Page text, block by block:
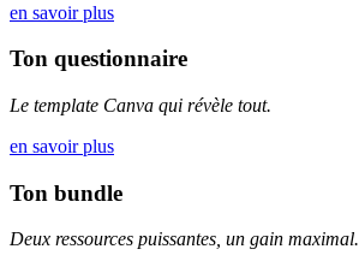
en savoir plus
Ton questionnaire
Le template Canva qui révèle tout.
en savoir plus
Ton bundle
Deux ressources puissantes, un gain maximal.